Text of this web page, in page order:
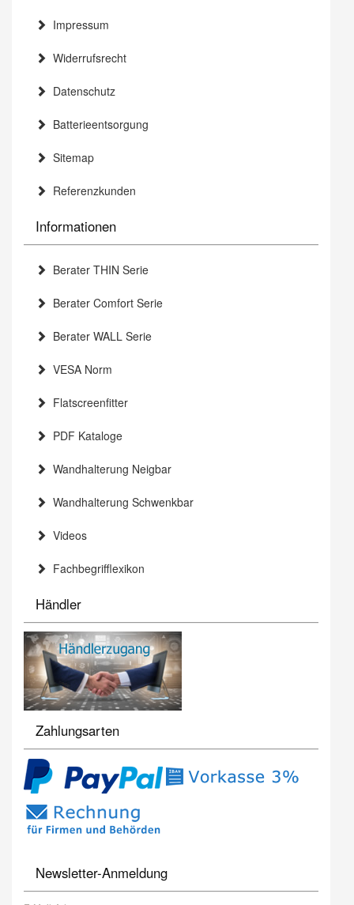
Impressum
Widerrufsrecht
Datenschutz
Batterieentsorgung
Sitemap
Referenzkunden
Informationen
Berater THIN Serie
Berater Comfort Serie
Berater WALL Serie
VESA Norm
Flatscreenfitter
PDF Kataloge
Wandhalterung Neigbar
Wandhalterung Schwenkbar
Videos
Fachbegrifflexikon
Händler
Zahlungsarten
Newsletter-Anmeldung